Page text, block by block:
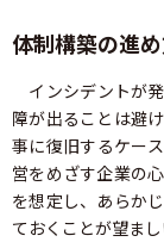
体制構築の進
インシデントが
障が出ることは避
事に復旧するケー
営をめざす企業の
を想定し、あらか
ておくことが望まし